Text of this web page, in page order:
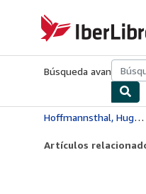
IberLibro.com
Búsqueda avanzada
Hoffmannsthal, Hugo Von
Artículos